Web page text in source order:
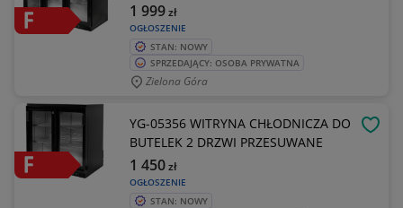
OGŁOSZENIE
1 999zł
STAN: NOWY
SPRZEDAJĄCY: OSOBA PRYWATNA
Zielona Góra
YG-05356 WITRYNA CHŁODNICZA DO
BUTELEK 2 DRZWI PRZESUWANE
OGŁOSZENIE
1 450zł
STAN: NOWY